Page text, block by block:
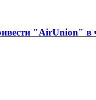
"AirUnion" в